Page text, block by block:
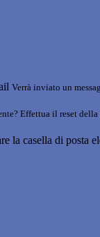
Verrà inviato un
Effettua il reset
la casella di posta